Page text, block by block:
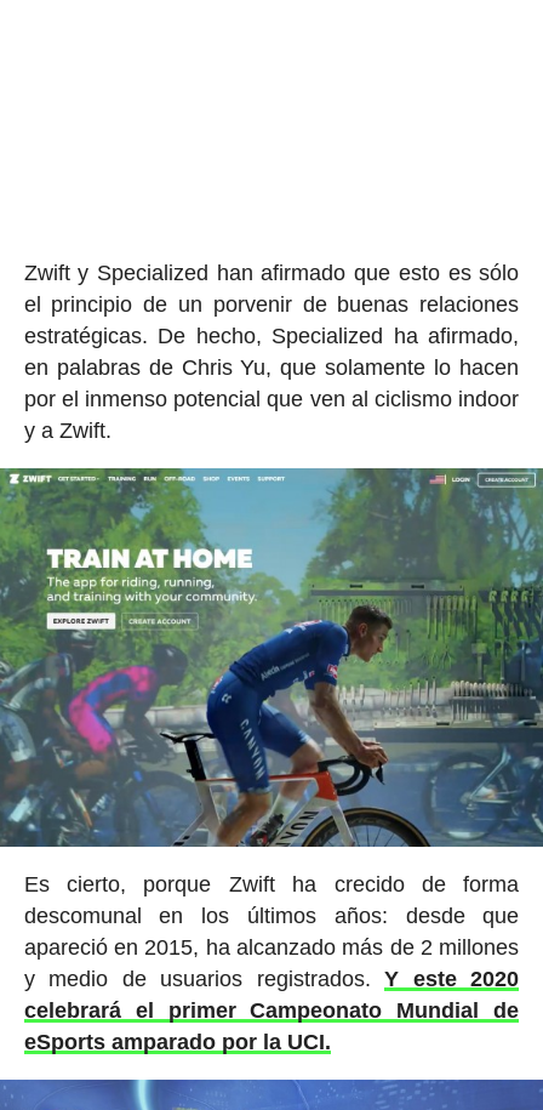
Zwift y Specialized han afirmado que esto es sólo
el principio de un porvenir de buenas relaciones
estratégicas. De hecho, Specialized ha afirmado,
en palabras de Chris Yu, que solamente lo hacen
por el inmenso potencial que ven al ciclismo indoor
y a Zwift.
Es cierto, porque Zwift ha crecido de forma
descomunal en los últimos años: desde que
apareció en 2015, ha alcanzado más de 2 millones
y medio de usuarios registrados.Y este 2020
celebrará el primer Campeonato Mundial de
eSports amparado por la UCI.